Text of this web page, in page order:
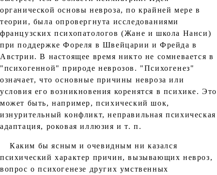
органической основы невроза, по крайней мере в
теории, была опровергнута исследованиями
французских психопатологов (Жане и школа Нанси)
при поддержке Фореля в Швейцарии и Фрейда в
Австрии. В настоящее время никто не сомневается в
"психогенной" природе неврозов. "Психогенез"
означает, что основные причины невроза или
условия его возникновения коренятся в психике. Это
может быть, например, психический шок,
изнурительный конфликт, неправильная психическая
адаптация, роковая иллюзия и т. п.
Каким бы ясным и очевидным ни казался
психический характер причин, вызывающих невроз,
вопрос о психогенезе других умственных